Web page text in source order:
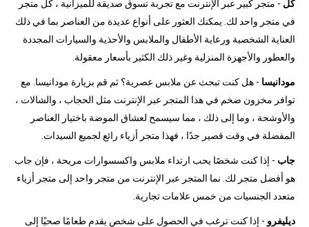
كل - متجر كبير عبر الإنترنت مع تجربة تسوق صديقة للميزانية ، كل متجر
في متجر واحد لك. يمكنك العثور على أنواع عديدة من العناصر بما في ذلك
العناية الشخصية ورعاية الأطفال والملابس والأحذية والسيارات المجددة
والعطور والأجهزة المنزلية وغير ذلك الكثير بأسعار معقولة.
مودانيسا - هل كنت تبحث عن ملابس عصرية؟ ثم قم بزيارة مودانيسا. مع
توافر مخزون ضخم في هذا المتجر عبر الإنترنت مثل الحجاب ، والشالات ،
والأوشحة ، وما إلى ذلك ، مما سيسمح لعشاق الموضة باختيار العناصر
المفضلة في وقت قصير جدًا ، فهذا متجر أزياء رائع لجميع السيدات.
جاب - إذا كنت شخصًا يحب ارتداء ملابس واكسسوارات مريحة ، فإن جاب
هو أفضل متجر لك. نما المتجر عبر الإنترنت من متجر واحد إلى متجر أزياء
متعدد الجنسيات من خمس علامات تجارية.
ديليفرو - إذا كنت ترغب في الحصول على شخص يقدم طعامًا صحيًا إلى